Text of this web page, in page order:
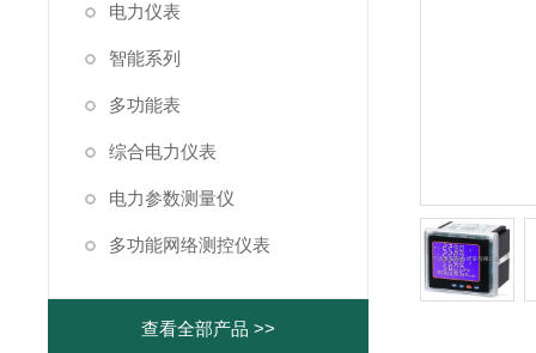
电力仪表
智能系列
多功能表
综合电力仪表
电力参数测量仪
多功能网络测控仪表
查看全部产品 >>